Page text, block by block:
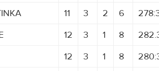
11 3 2 6
12 3 1 8
12 3 1 8